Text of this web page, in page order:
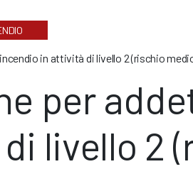
in attività di livello 2 (rischio
per
livello 2